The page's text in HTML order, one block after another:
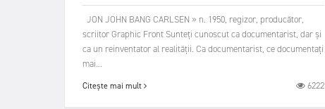
JON JOHN BANG CARLSEN » n. 1950, regizor, producător,
scriitor Graphic Front Sunteți cunoscut ca documentarist, dar și
ca un reinventator al realității. Ca documentarist, ce documentați
mai...
Citește mai mult 6222